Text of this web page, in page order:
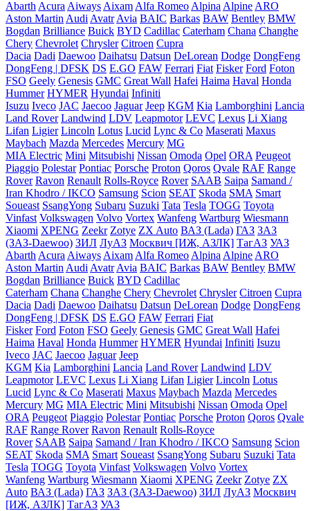
Abarth Acura Aiways Aixam Alfa Romeo Alpina Alpine ARO
Aston Martin Audi Avatr Avia BAIC Barkas BAW Bentley BMW
Bogdan Brilliance Buick BYD Cadillac Caterham Chana Changhe
Chery Chevrolet Chrysler Citroen Cupra
Dacia Dadi Daewoo Daihatsu Datsun DeLorean Dodge DongFeng
DongFeng | DFSK DS E.GO FAW Ferrari Fiat Fisker Ford Foton
FSO Geely Genesis GMC Great Wall Hafei Haima Haval Honda
Hummer HYMER Hyundai Infiniti
Isuzu Iveco JAC Jaecoo Jaguar Jeep KGM Kia Lamborghini Lancia
Land Rover Landwind LDV Leapmotor LEVC Lexus Li Xiang
Lifan Ligier Lincoln Lotus Lucid Lync & Co Maserati Maxus
Maybach Mazda Mercedes Mercury MG
MIA Electric Mini Mitsubishi Nissan Omoda Opel ORA Peugeot
Piaggio Polestar Pontiac Porsche Proton Qoros Qvale RAF Range
Rover Ravon Renault Rolls-Royce Rover SAAB Saipa Samand /
Iran Khodro / IKCO Samsung Scion SEAT Skoda SMA Smart
Soueast SsangYong Subaru Suzuki Tata Tesla TOGG Toyota
Vinfast Volkswagen Volvo Vortex Wanfeng Wartburg Wiesmann
Xiaomi XPENG Zeekr Zotye ZX Auto ВАЗ (Lada) ГАЗ ЗАЗ
(ЗАЗ-Daewoo) ЗИЛ ЛуАЗ Москвич [ИЖ, АЗЛК] ТагАЗ УАЗ
Abarth Acura Aiways Aixam Alfa Romeo Alpina Alpine ARO
Aston Martin Audi Avatr Avia BAIC Barkas BAW Bentley BMW
Bogdan Brilliance Buick BYD Cadillac
Caterham Chana Changhe Chery Chevrolet Chrysler Citroen Cupra
Dacia Dadi Daewoo Daihatsu Datsun DeLorean Dodge DongFeng
DongFeng | DFSK DS E.GO FAW Ferrari Fiat
Fisker Ford Foton FSO Geely Genesis GMC Great Wall Hafei
Haima Haval Honda Hummer HYMER Hyundai Infiniti Isuzu
Iveco JAC Jaecoo Jaguar Jeep
KGM Kia Lamborghini Lancia Land Rover Landwind LDV
Leapmotor LEVC Lexus Li Xiang Lifan Ligier Lincoln Lotus
Lucid Lync & Co Maserati Maxus Maybach Mazda Mercedes
Mercury MG MIA Electric Mini Mitsubishi Nissan Omoda Opel
ORA Peugeot Piaggio Polestar Pontiac Porsche Proton Qoros Qvale
RAF Range Rover Ravon Renault Rolls-Royce
Rover SAAB Saipa Samand / Iran Khodro / IKCO Samsung Scion
SEAT Skoda SMA Smart Soueast SsangYong Subaru Suzuki Tata
Tesla TOGG Toyota Vinfast Volkswagen Volvo Vortex
Wanfeng Wartburg Wiesmann Xiaomi XPENG Zeekr Zotye ZX
Auto ВАЗ (Lada) ГАЗ ЗАЗ (ЗАЗ-Daewoo) ЗИЛ ЛуАЗ Москвич
[ИЖ, АЗЛК] ТагАЗ УАЗ